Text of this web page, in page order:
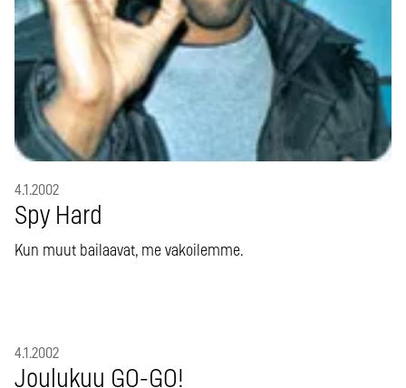
4.1.2002
Spy Hard
Kun muut bailaavat, me vakoilemme.
4.1.2002
Joulukuu GO-GO!